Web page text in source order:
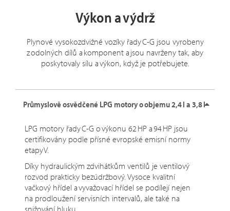
Výkon a výdrž
Plynové vysokozdvižné vozíky řady C-G jsou vyrobeny
z odolných dílů a komponent a jsou navrženy tak, aby
poskytovaly sílu a výkon, když je potřebujete.
Průmyslově osvědčené LPG motory o objemu 2,4 l a 3,8 l
LPG motory řady C-G o výkonu 62 HP a 94 HP jsou
certifikovány podle přísné evropské emisní normy
etapy V.
Díky hydraulickým zdvihátkům ventilů je ventilový
rozvod prakticky bezúdržbový. Vysoce kvalitní
vačkový hřídel a vyvažovací hřídel se podílejí nejen
na prodloužení servisních intervalů, ale také na
snižování hluku.